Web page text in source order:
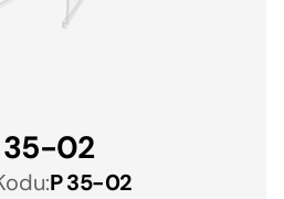
35-02
P 35-02